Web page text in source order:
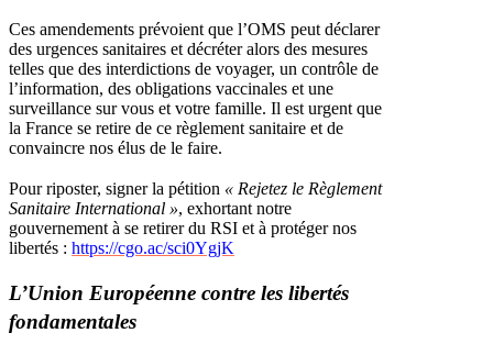
Ces amendements prévoient que l’OMS peut déclarer
des urgences sanitaires et décréter alors des mesures
telles que des interdictions de voyager, un contrôle de
l’information, des obligations vaccinales et une
surveillance sur vous et votre famille. Il est urgent que
la France se retire de ce règlement sanitaire et de
convaincre nos élus de le faire.
Pour riposter, signer la pétition « Rejetez le Règlement
Sanitaire International », exhortant notre
gouvernement à se retirer du RSI et à protéger nos
libertés : https://cgo.ac/sci0YgjK
L’Union Européenne contre les libertés
fondamentales